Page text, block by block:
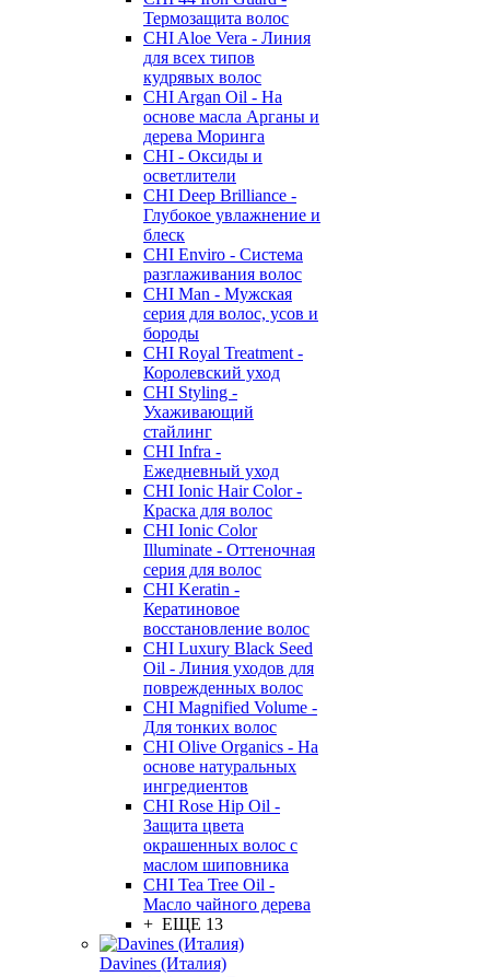
Термозащита волос
CHI Aloe Vera - Линия
для всех типов
кудрявых волос
CHI Argan Oil - На
основе масла Арганы и
дерева Моринга
CHI - Оксиды и
осветлители
CHI Deep Brilliance -
Глубокое увлажнение и
блеск
CHI Enviro - Система
разглаживания волос
CHI Man - Мужская
серия для волос, усов и
бороды
CHI Royal Treatment -
Королевский уход
CHI Styling -
Ухаживающий
стайлинг
CHI Infra -
Ежедневный уход
CHI Ionic Hair Color -
Краска для волос
CHI Ionic Color
Illuminate - Оттеночная
серия для волос
CHI Keratin -
Кератиновое
восстановление волос
CHI Luxury Black Seed
Oil - Линия уходов для
поврежденных волос
CHI Magnified Volume -
Для тонких волос
CHI Olive Organics - На
основе натуральных
ингредиентов
CHI Rose Hip Oil -
Защита цвета
окрашенных волос с
маслом шиповника
CHI Tea Tree Oil -
Масло чайного дерева
+ ЕЩЕ 13
Davines (Италия)